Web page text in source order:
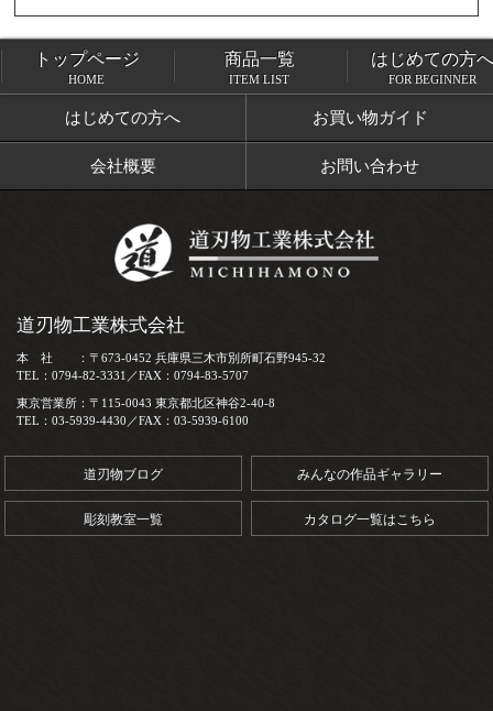
トップページ 商品一覧
はじめての方へ お買い物ガイド
会社概要 お問い合わせ
トップページ
HOME
商品一覧
ITEM LIST
はじめての方へ
FOR BEGINNER
道刃物工業株式会社
本 社 ：〒673-0452 兵庫県三木市別所町石野945-32
TEL：0794-82-3331／FAX：0794-83-5707
東京営業所：〒115-0043 東京都北区神谷2-40-8
TEL：03-5939-4430／FAX：03-5939-6100
道刃物ブログ みんなの作品ギャラリー
彫刻教室一覧 カタログ一覧はこちら